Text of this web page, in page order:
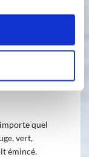
de service,
de
le
quel
vert,
émincé.